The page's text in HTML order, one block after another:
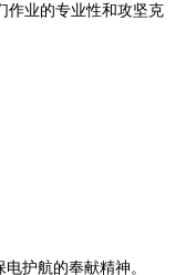
作业的专业性和攻坚克
护航的奉献精神。